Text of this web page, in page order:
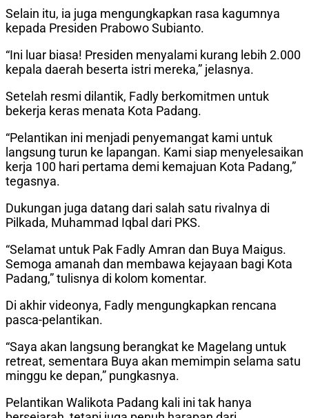
Selain itu, ia juga mengungkapkan rasa kagumnya
kepada Presiden Prabowo Subianto.
“Ini luar biasa! Presiden menyalami kurang lebih 2.000
kepala daerah beserta istri mereka,” jelasnya.
Setelah resmi dilantik, Fadly berkomitmen untuk
bekerja keras menata Kota Padang.
“Pelantikan ini menjadi penyemangat kami untuk
langsung turun ke lapangan. Kami siap menyelesaikan
kerja 100 hari pertama demi kemajuan Kota Padang,”
tegasnya.
Dukungan juga datang dari salah satu rivalnya di
Pilkada, Muhammad Iqbal dari PKS.
“Selamat untuk Pak Fadly Amran dan Buya Maigus.
Semoga amanah dan membawa kejayaan bagi Kota
Padang,” tulisnya di kolom komentar.
Di akhir videonya, Fadly mengungkapkan rencana
pasca-pelantikan.
“Saya akan langsung berangkat ke Magelang untuk
retreat, sementara Buya akan memimpin selama satu
minggu ke depan,” pungkasnya.
Pelantikan Walikota Padang kali ini tak hanya